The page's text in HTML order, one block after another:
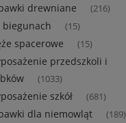
drewniane (216)
biegunach (15)
spacerowe (15)
przedszkoli i
(1033)
szkół (681)
dla niemowląt (189)